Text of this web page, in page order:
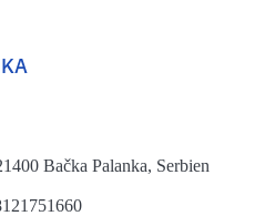
Bačka Palanka, Serbien